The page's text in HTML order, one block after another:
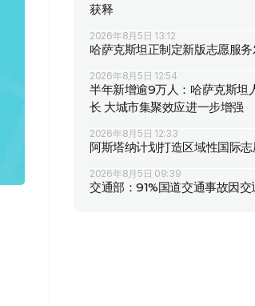
获释
2026年8月5日 13:12
哈萨克斯坦正制定新版志愿服
2026年8月5日 12:54
半年新增逾9万人：哈萨克斯坦
长 大城市集聚效应进一步增强
2026年8月5日 12:33
阿斯塔纳计划打造区域性国际
2026年8月5日 09:39
交通部：91%国道交通事故因